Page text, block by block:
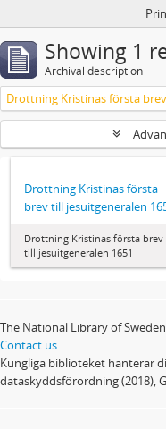
Showing 1
Archival description
Drottning Kristinas första
brev till jesuitgeneralen
Drottning Kristinas första brev
till jesuitgeneralen 1651
The National Library of Sweden
Contact us
Kungliga biblioteket hanterar
dataskyddsförordning (2018),